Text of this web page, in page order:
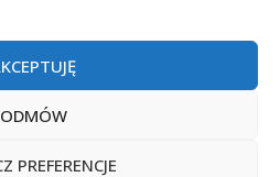
ODMÓW
PREFERENCJE